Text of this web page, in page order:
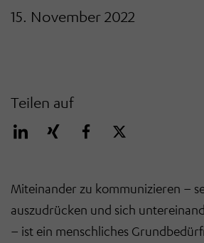
15. November 2022
Teilen auf
Miteinander zu kommunizieren –
auszudrücken und sich
– ist ein menschliches